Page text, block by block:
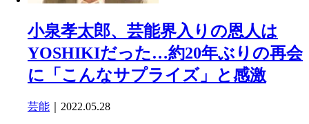
小泉孝太郎、芸能界入りの恩人は
YOSHIKIだった…約20年ぶりの再会
に「こんなサプライズ」と感激
芸能 ｜2022.05.28